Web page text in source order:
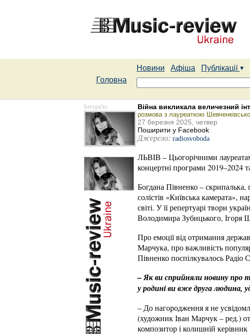
Новини Афіша Публікації
Головна
Інтерв'ю Війна викликала величезний
розмова з лауреаткою
27 березня 2025, четвер
Поширити у Facebook
Джерело: radiosvoboda
ЛЬВІВ – Цьогорічними
концертні програми 2019–2024
Богдана Півненко –
солістів «Київська камерата»,
світі. У її репертуарі твори
Володимира Зубицького, Ігоря
Про емоції від отримання
Марчука, про важливість
Півненко поспілкувалось Радіо
– Як ви сприйняли новину про
у родині ви вже друга людина,
– До нагородження я не
(художник Іван Марчук – ред.)
композитор і колишній керівник